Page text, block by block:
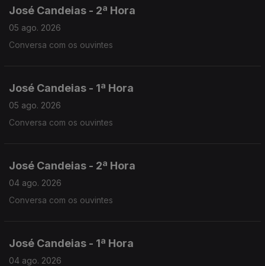
José Candeias - 2ª Hora
05 ago. 2026
Conversa com os ouvintes
José Candeias - 1ª Hora
05 ago. 2026
Conversa com os ouvintes
José Candeias - 2ª Hora
04 ago. 2026
Conversa com os ouvintes
José Candeias - 1ª Hora
04 ago. 2026